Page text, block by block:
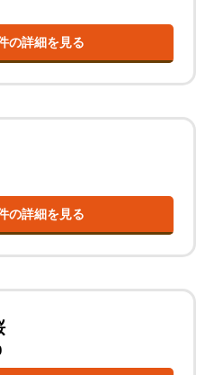
の詳細を見る
の詳細を見る